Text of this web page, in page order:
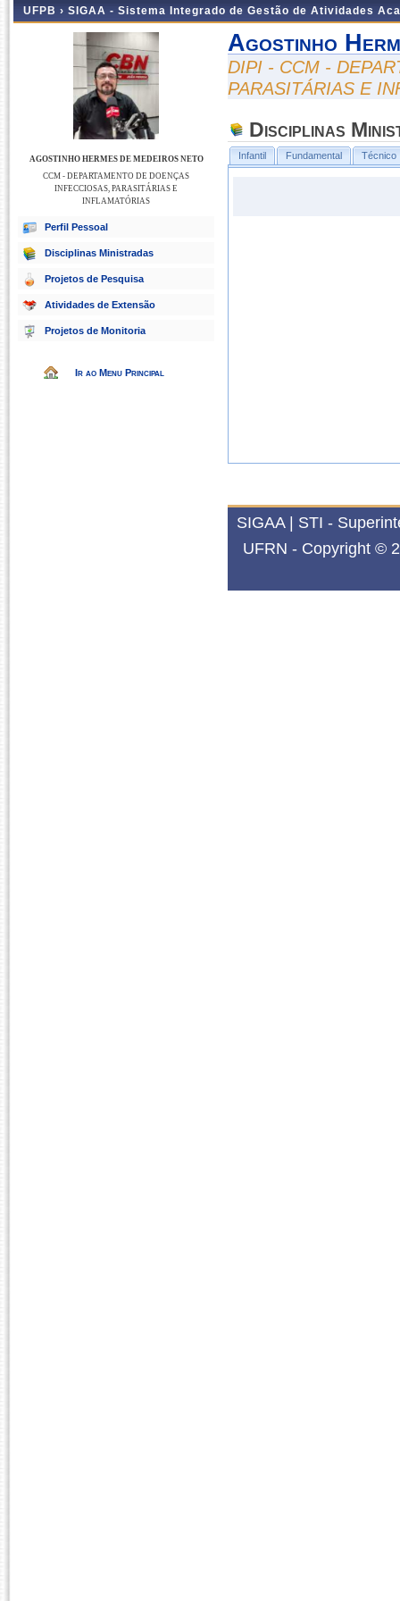
UFPB › SIGAA - Sistema Integrado de Gestão de Atividades
AGOSTINHO HERMES DE MEDEIROS NETO
CCM - DEPARTAMENTO DE DOENÇAS
INFECCIOSAS, PARASITÁRIAS E
INFLAMATÓRIAS
Perfil Pessoal
Disciplinas Ministradas
Projetos de Pesquisa
Atividades de Extensão
Projetos de Monitoria
Ir ao Menu Principal
Agostinho
DIPI - CCM -
PARASITÁRIAS E
Disciplinas
Infantil Fundamental Técnico
SIGAA | STI -
UFRN - Copyright ©